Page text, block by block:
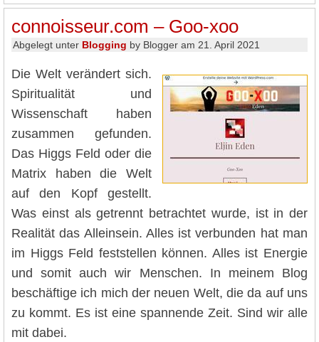
connoisseur.com – Goo-xoo
Abgelegt unter Blogging by Blogger am 21. April 2021
Die Welt verändert sich.
Spiritualität und
Wissenschaft haben
zusammen gefunden.
Das Higgs Feld oder die
Matrix haben die Welt
auf den Kopf gestellt.
Was einst als getrennt betrachtet wurde, ist in der
Realität das Alleinsein. Alles ist verbunden hat man
im Higgs Feld feststellen können. Alles ist Energie
und somit auch wir Menschen. In meinem Blog
beschäftige ich mich der neuen Welt, die da auf uns
zu kommt. Es ist eine spannende Zeit. Sind wir alle
mit dabei.